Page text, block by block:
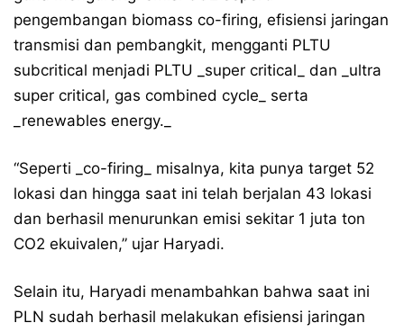
pengembangan biomass co-firing, efisiensi jaringan
transmisi dan pembangkit, mengganti PLTU
subcritical menjadi PLTU _super critical_ dan _ultra
super critical, gas combined cycle_ serta
_renewables energy._
“Seperti _co-firing_ misalnya, kita punya target 52
lokasi dan hingga saat ini telah berjalan 43 lokasi
dan berhasil menurunkan emisi sekitar 1 juta ton
CO2 ekuivalen,” ujar Haryadi.
Selain itu, Haryadi menambahkan bahwa saat ini
PLN sudah berhasil melakukan efisiensi jaringan